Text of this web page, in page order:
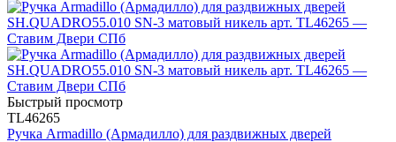
Быстрый просмотр
TL46265
Ручка Armadillo (Армадилло) для раздвижных дверей